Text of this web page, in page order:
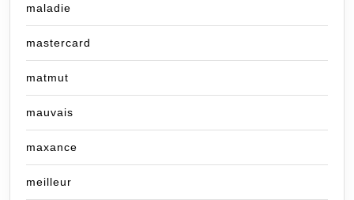
maladie
mastercard
matmut
mauvais
maxance
meilleur